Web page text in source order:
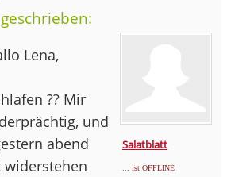
Salatblatt
... ist OFFLINE
Lena,
?? Mir
und
abend